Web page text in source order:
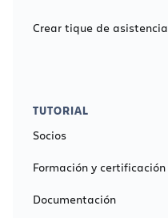
Crear tique de asistencia
TUTORIAL
Socios
Formación y certificación
Documentación